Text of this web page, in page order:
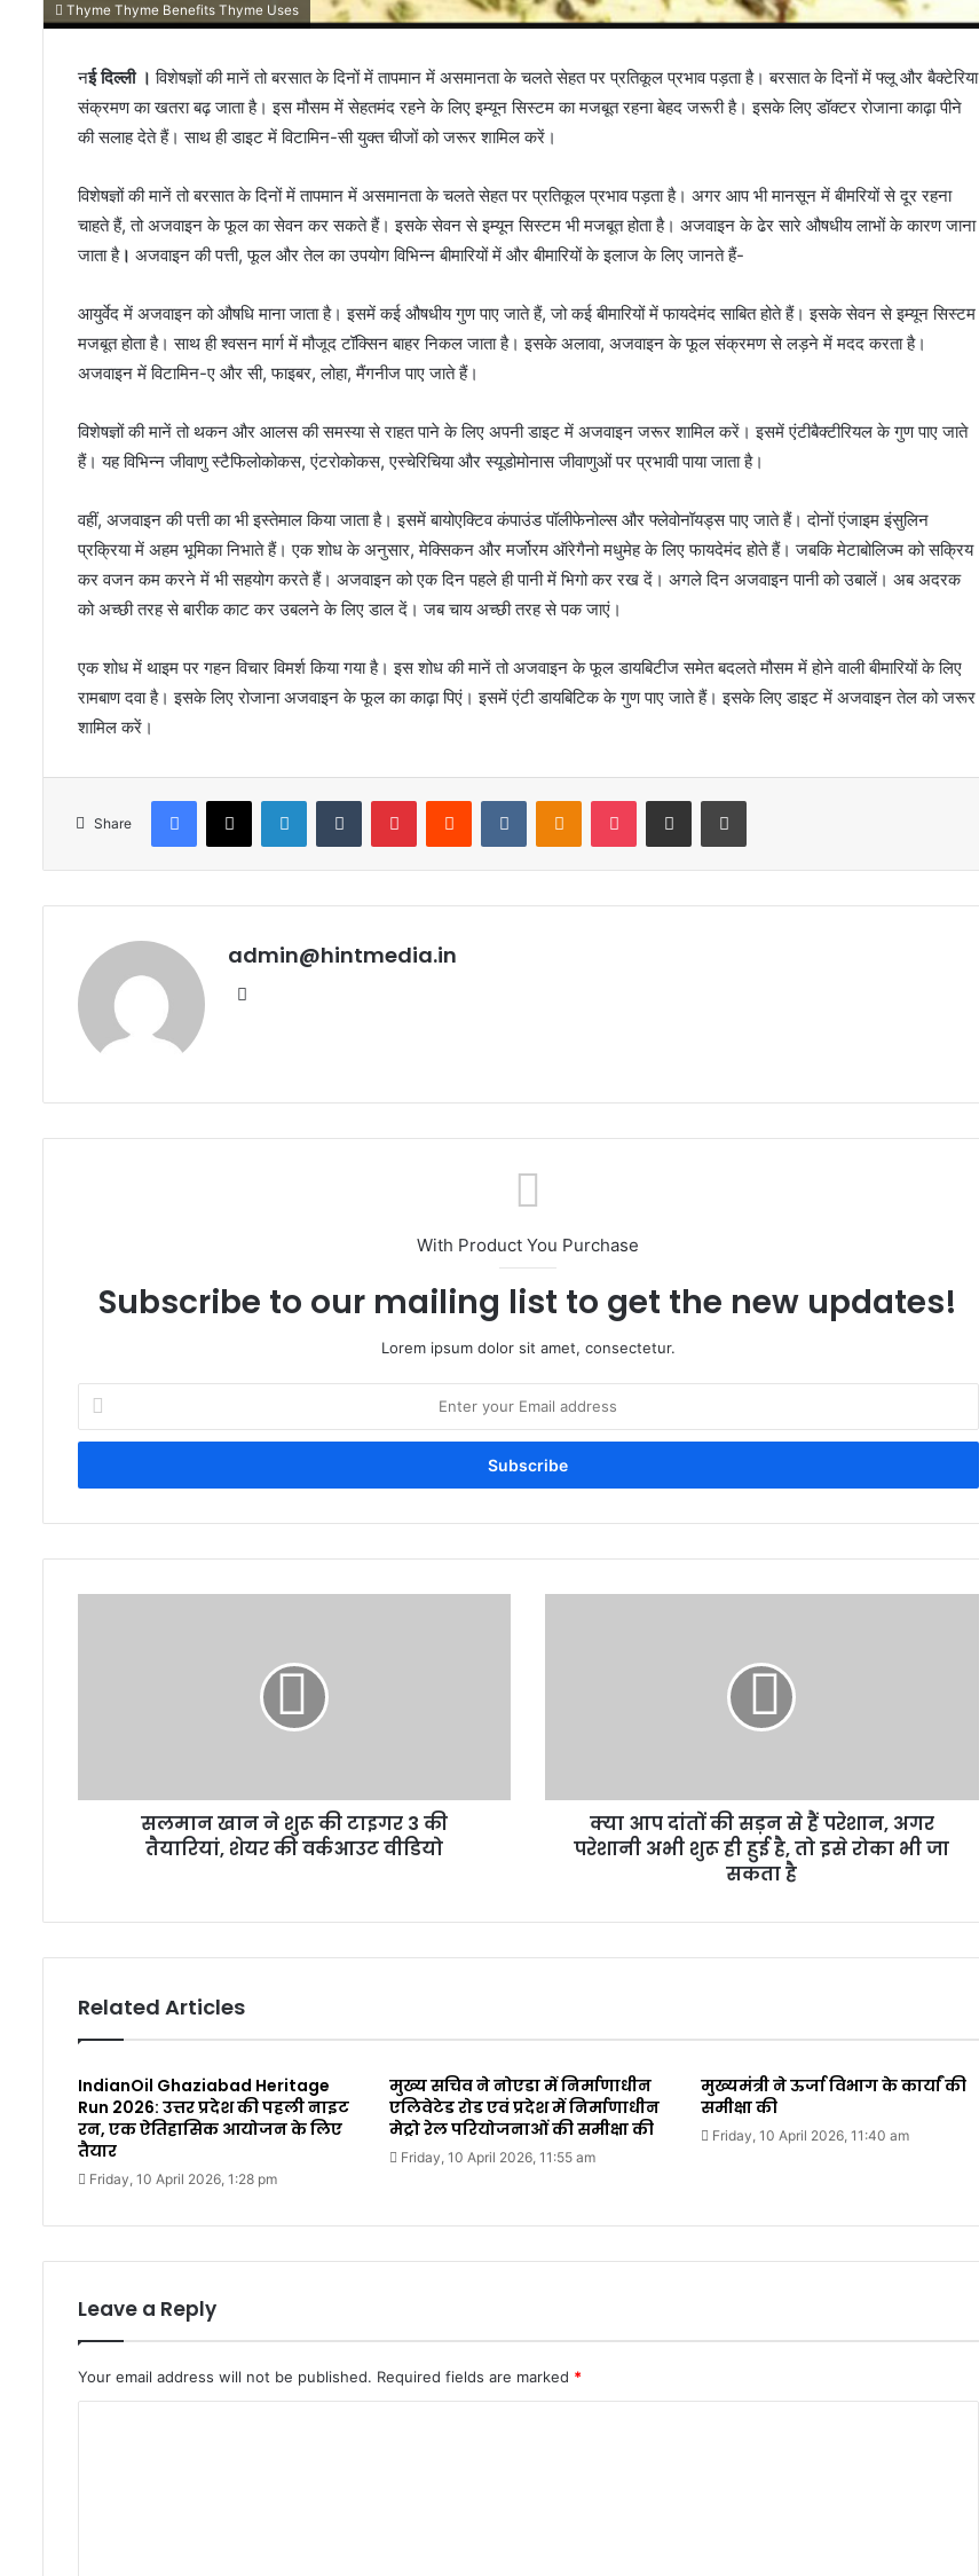
Thyme Thyme Benefits Thyme Uses
नई दिल्ली । विशेषज्ञों की मानें तो बरसात के दिनों में तापमान में असमानता के चलते सेहत पर प्रतिकूल प्रभाव पड़ता है। बरसात के दिनों में फ्लू और बैक्टेरिया
संक्रमण का खतरा बढ़ जाता है। इस मौसम में सेहतमंद रहने के लिए इम्यून सिस्टम का मजबूत रहना बेहद जरूरी है। इसके लिए डॉक्टर रोजाना काढ़ा पीने
की सलाह देते हैं। साथ ही डाइट में विटामिन-सी युक्त चीजों को जरूर शामिल करें।
विशेषज्ञों की मानें तो बरसात के दिनों में तापमान में असमानता के चलते सेहत पर प्रतिकूल प्रभाव पड़ता है। अगर आप भी मानसून में बीमरियों से दूर रहना
चाहते हैं, तो अजवाइन के फूल का सेवन कर सकते हैं। इसके सेवन से इम्यून सिस्टम भी मजबूत होता है। अजवाइन के ढेर सारे औषधीय लाभों के कारण जाना
जाता है। अजवाइन की पत्ती, फूल और तेल का उपयोग विभिन्न बीमारियों में और बीमारियों के इलाज के लिए जानते हैं-
आयुर्वेद में अजवाइन को औषधि माना जाता है। इसमें कई औषधीय गुण पाए जाते हैं, जो कई बीमारियों में फायदेमंद साबित होते हैं। इसके सेवन से इम्यून सिस्टम
मजबूत होता है। साथ ही श्वसन मार्ग में मौजूद टॉक्सिन बाहर निकल जाता है। इसके अलावा, अजवाइन के फूल संक्रमण से लड़ने में मदद करता है।
अजवाइन में विटामिन-ए और सी, फाइबर, लोहा, मैंगनीज पाए जाते हैं।
विशेषज्ञों की मानें तो थकन और आलस की समस्या से राहत पाने के लिए अपनी डाइट में अजवाइन जरूर शामिल करें। इसमें एंटीबैक्टीरियल के गुण पाए जाते
हैं। यह विभिन्न जीवाणु स्टैफिलोकोकस, एंटरोकोकस, एस्चेरिचिया और स्यूडोमोनास जीवाणुओं पर प्रभावी पाया जाता है।
वहीं, अजवाइन की पत्ती का भी इस्तेमाल किया जाता है। इसमें बायोएक्टिव कंपाउंड पॉलीफेनोल्स और फ्लेवोनॉयड्स पाए जाते हैं। दोनों एंजाइम इंसुलिन
प्रक्रिया में अहम भूमिका निभाते हैं। एक शोध के अनुसार, मेक्सिकन और मर्जोरम ऑरेगैनो मधुमेह के लिए फायदेमंद होते हैं। जबकि मेटाबोलिज्म को सक्रिय
कर वजन कम करने में भी सहयोग करते हैं। अजवाइन को एक दिन पहले ही पानी में भिगो कर रख दें। अगले दिन अजवाइन पानी को उबालें। अब अदरक
को अच्छी तरह से बारीक काट कर उबलने के लिए डाल दें। जब चाय अच्छी तरह से पक जाएं।
एक शोध में थाइम पर गहन विचार विमर्श किया गया है। इस शोध की मानें तो अजवाइन के फूल डायबिटीज समेत बदलते मौसम में होने वाली बीमारियों के लिए
रामबाण दवा है। इसके लिए रोजाना अजवाइन के फूल का काढ़ा पिएं। इसमें एंटी डायबिटिक के गुण पाए जाते हैं। इसके लिए डाइट में अजवाइन तेल को जरूर
शामिल करें।
Share
Facebook
X LinkedInTumblr PinterestReddit VKontakteOdnoklassniki
Pocket Share via Email Print
admin@hintmedia.in
With Product You Purchase
Subscribe to our mailing list to get the new updates!
Lorem ipsum dolor sit amet, consectetur.
your
Email
सलमान खान ने शुरू की टाइगर 3 की
तैयारियां, शेयर की वर्कआउट वीडियो
क्या आप दांतों की सड़न से हैं परेशान, अगर
परेशानी अभी शुरू ही हुई है, तो इसे रोका भी जा
सकता है
Related Articles
IndianOil Ghaziabad Heritage
Run 2026: उत्तर प्रदेश की पहली नाइट
रन, एक ऐतिहासिक आयोजन के लिए
तैयार
Friday, 10 April 2026, 1:28 pm
मुख्य सचिव ने नोएडा में निर्माणाधीन
एलिवेटेड रोड एवं प्रदेश में निर्माणाधीन
मेट्रो रेल परियोजनाओं की समीक्षा की
Friday, 10 April 2026, 11:55 am
मुख्यमंत्री ने ऊर्जा विभाग के कार्यां की
समीक्षा की
Friday, 10 April 2026, 11:40 am
Leave a Reply
Your email address will not be published. Required fields are marked *